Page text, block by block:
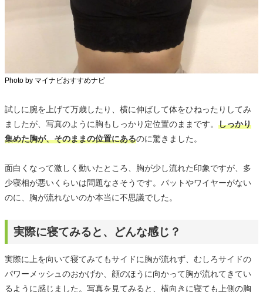
Photo by マイナビおすすめナビ
試しに腕を上げて万歳したり、横に伸ばして体をひねったりしてみ
ましたが、写真のように胸もしっかり定位置のままです。 しっかり
集めた胸が、そのままの位置にあるのに驚きました。
面白くなって激しく動いたところ、胸が少し流れた印象ですが、多
少寝相が悪いくらいは問題なさそうです。パットやワイヤーがない
のに、胸が流れないのか本当に不思議でした。
実際に寝てみると、どんな感じ？
実際に上を向いて寝てみてもサイドに胸が流れず、むしろサイドの
パワーメッシュのおかげか、顔のほうに向かって胸が流れてきてい
るように感じました。写真を見てみると、横向きに寝ても上側の胸